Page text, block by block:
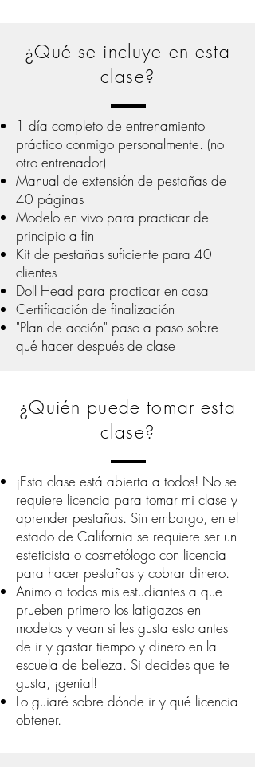
¿Qué se incluye en esta
clase?
1 día completo de entrenamiento
práctico conmigo personalmente. (no
otro entrenador)
Manual de extensión de pestañas de
40 páginas
Modelo en vivo para practicar de
principio a fin
Kit de pestañas suficiente para 40
clientes
Doll Head para practicar en casa
Certificación de finalización
"Plan de acción" paso a paso sobre
qué hacer después de clase
¿Quién puede tomar esta
clase?
¡Esta clase está abierta a todos! No se
requiere licencia para tomar mi clase y
aprender pestañas. Sin embargo, en el
estado de California se requiere ser un
esteticista o cosmetólogo con licencia
para hacer pestañas y cobrar dinero.
Animo a todos mis estudiantes a que
prueben primero los latigazos en
modelos y vean si les gusta esto antes
de ir y gastar tiempo y dinero en la
escuela de belleza. Si decides que te
gusta, ¡genial!
Lo guiaré sobre dónde ir y qué licencia
obtener.